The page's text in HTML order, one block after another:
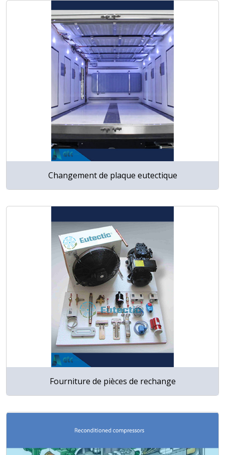
Changement de plaque eutectique
Fourniture de pièces de rechange